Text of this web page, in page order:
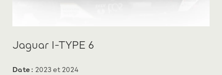
Jaguar I-TYPE 6
Date : 2023 et 2024